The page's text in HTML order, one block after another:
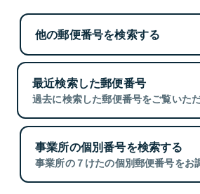
他の郵便番号を検索する
最近検索した郵便番号
過去に検索した郵便番号をご覧いただ
事業所の個別番号を検索する
事業所の７けたの個別郵便番号をお